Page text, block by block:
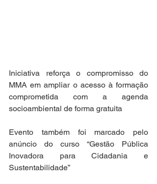
Iniciativa reforça o compromisso do
MMA em ampliar o acesso à formação
comprometida com a agenda
socioambiental de forma gratuita
Evento também foi marcado pelo
anúncio do curso “Gestão Pública
Inovadora para Cidadania e
Sustentabilidade”